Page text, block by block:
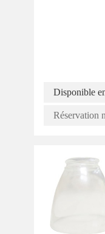
Disponible
Réservation